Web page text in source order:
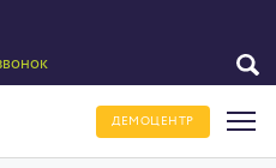
ДЕМОЦЕНТР